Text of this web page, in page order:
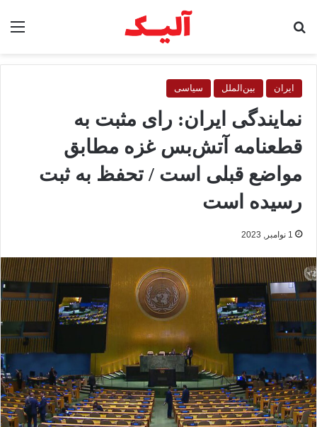
ایران بین‌الملل سیاسی
نمایندگی ایران: رای مثبت به
قطعنامه آتش‌بس غزه مطابق
مواضع قبلی است / تحفظ به ثبت
رسیده است
1 نوامبر, 2023